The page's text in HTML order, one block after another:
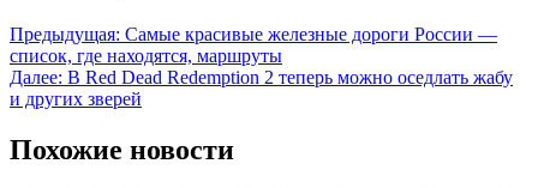
Предыдущая: Самые красивые железные дороги России —
список, где находятся, маршруты
Далее: В Red Dead Redemption 2 теперь можно оседлать жабу
и других зверей
Похожие новости